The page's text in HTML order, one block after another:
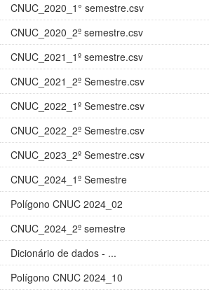
CNUC_2020_1° semestre.csv
CNUC_2020_2º semestre.csv
CNUC_2021_1º semestre.csv
CNUC_2021_2º Semestre.csv
CNUC_2022_1º Semestre.csv
CNUC_2022_2º Semestre.csv
CNUC_2023_2º Semestre.csv
CNUC_2024_1º Semestre
Polígono CNUC 2024_02
CNUC_2024_2º semestre
Dicionário de dados - ...
Polígono CNUC 2024_10